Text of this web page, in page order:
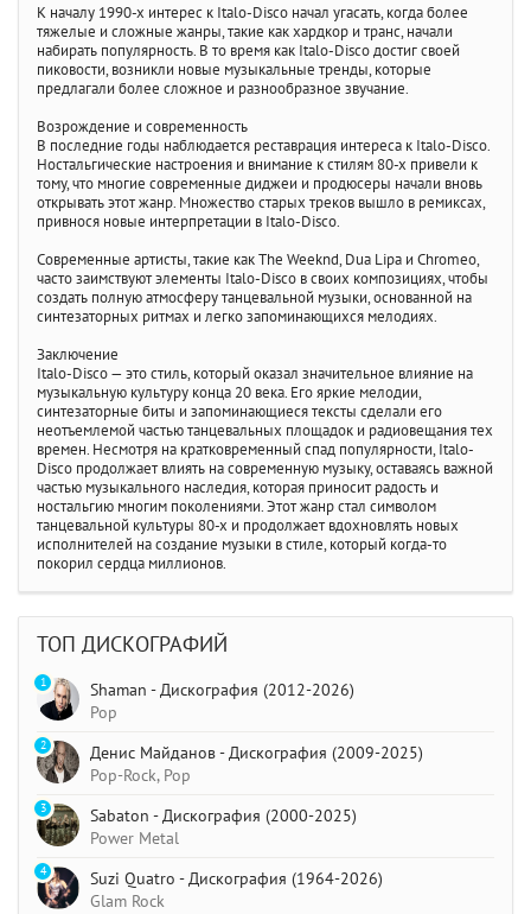
К началу 1990-х интерес к Italo-Disco начал угасать, когда более
тяжелые и сложные жанры, такие как хардкор и транс, начали
набирать популярность. В то время как Italo-Disco достиг своей
пиковости, возникли новые музыкальные тренды, которые
предлагали более сложное и разнообразное звучание.
Возрождение и современность
В последние годы наблюдается реставрация интереса к Italo-Disco.
Ностальгические настроения и внимание к стилям 80-х привели к
тому, что многие современные диджеи и продюсеры начали вновь
открывать этот жанр. Множество старых треков вышло в ремиксах,
привнося новые интерпретации в Italo-Disco.
Современные артисты, такие как The Weeknd, Dua Lipa и Chromeo,
часто заимствуют элементы Italo-Disco в своих композициях, чтобы
создать полную атмосферу танцевальной музыки, основанной на
синтезаторных ритмах и легко запоминающихся мелодиях.
Заключение
Italo-Disco — это стиль, который оказал значительное влияние на
музыкальную культуру конца 20 века. Его яркие мелодии,
синтезаторные биты и запоминающиеся тексты сделали его
неотъемлемой частью танцевальных площадок и радиовещания тех
времен. Несмотря на кратковременный спад популярности, Italo-
Disco продолжает влиять на современную музыку, оставаясь важной
частью музыкального наследия, которая приносит радость и
ностальгию многим поколениями. Этот жанр стал символом
танцевальной культуры 80-х и продолжает вдохновлять новых
исполнителей на создание музыки в стиле, который когда-то
покорил сердца миллионов.
ТОП ДИСКОГРАФИЙ
Shaman - Дискография (2012-2026)
Pop
1
Денис Майданов - Дискография (2009-2025)
Pop-Rock, Pop
2
Sabaton - Дискография (2000-2025)
Power Metal
3
Suzi Quatro - Дискография (1964-2026)
Glam Rock
4